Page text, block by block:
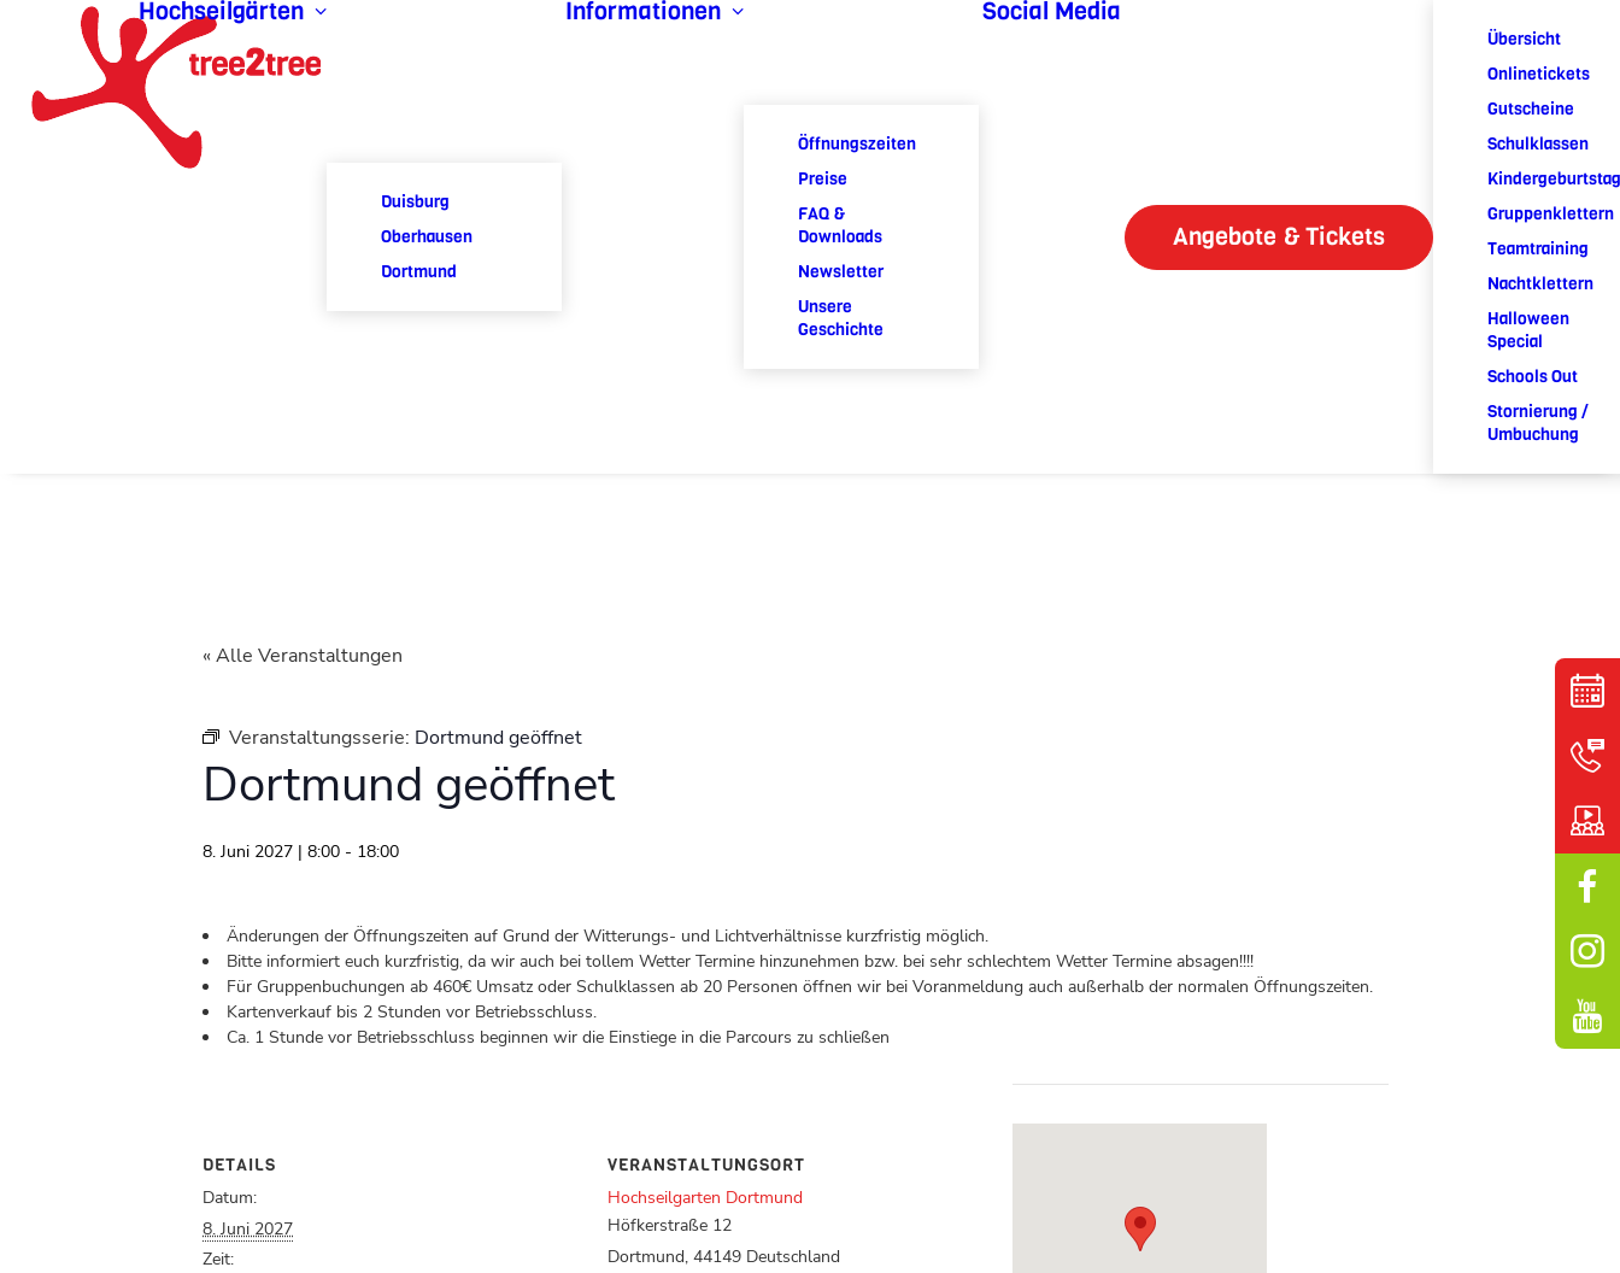
Hochseilgärten
Duisburg
Oberhausen
Dortmund
Informationen
Öffnungszeiten
Preise
FAQ &
Downloads
Newsletter
Unsere
Geschichte
Social Media
Angebote & Tickets
Übersicht
Onlinetickets
Gutscheine
Schulklassen
Kindergeburtstag
Gruppenklettern
Teamtraining
Nachtklettern
Halloween
Special
Schools Out
Stornierung /
Umbuchung
« Alle Veranstaltungen
Veranstaltungsserie: Dortmund geöffnet
Dortmund geöffnet
8. Juni 2027 | 8:00 - 18:00
Änderungen der Öffnungszeiten auf Grund der Witterungs- und Lichtverhältnisse kurzfristig möglich.
Bitte informiert euch kurzfristig, da wir auch bei tollem Wetter Termine hinzunehmen bzw. bei sehr schlechtem Wetter Termine absagen!!!!
Für Gruppenbuchungen ab 460€ Umsatz oder Schulklassen ab 20 Personen öffnen wir bei Voranmeldung auch außerhalb der normalen Öffnungszeiten.
Kartenverkauf bis 2 Stunden vor Betriebsschluss.
Ca. 1 Stunde vor Betriebsschluss beginnen wir die Einstiege in die Parcours zu schließen
DETAILS
Datum:
8. Juni 2027
Zeit:
VERANSTALTUNGSORT
Hochseilgarten Dortmund
Höfkerstraße 12
Dortmund, 44149 Deutschland